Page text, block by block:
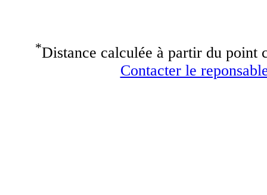
*Distance calculée à partir du point
Contacter le